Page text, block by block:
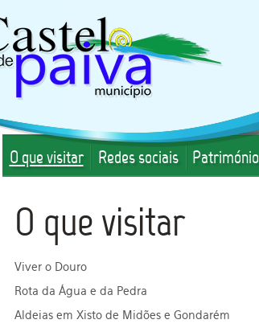
O que visitar Redes sociais Património
O que visitar
Viver o Douro
Rota da Água e da Pedra
Aldeias em Xisto de Midões e Gondarém